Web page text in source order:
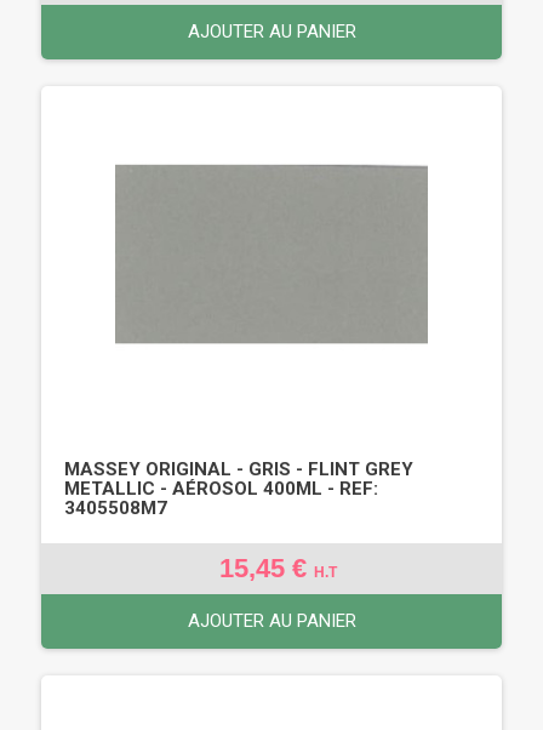
AJOUTER AU PANIER
MASSEY ORIGINAL - GRIS - FLINT GREY
METALLIC - AÉROSOL 400ML - REF:
3405508M7
15,45 € H.T
AJOUTER AU PANIER